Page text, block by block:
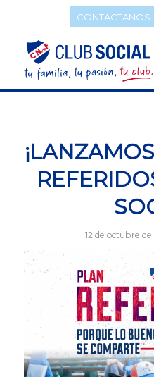
CONTACTANOS
12 de octubre